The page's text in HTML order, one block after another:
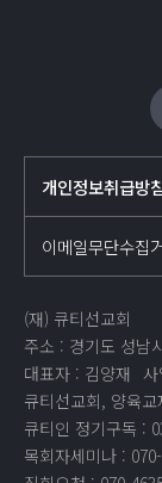
개인정보취급방
이메일무단수집
(재) 큐티선교회
주소 : 경기도 성남
대표자 : 김양재
큐티선교회, 양육
큐티인 정기구독 :
목회자세미나 :